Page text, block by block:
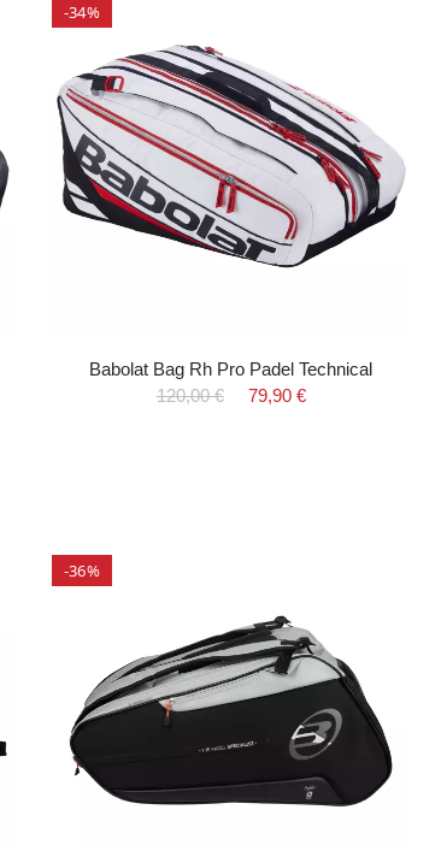
-34%
Babolat Bag Rh Pro Padel Technical
120,00 €
79,90 €
-36%